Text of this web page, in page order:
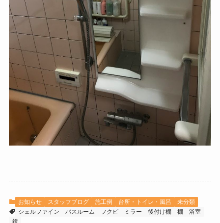
お知らせ スタッフブログ 施工例 台所・トイレ・風呂
未分類
シェルファイン
バスルーム フクビ ミラー 後付け棚 棚
浴室
鏡